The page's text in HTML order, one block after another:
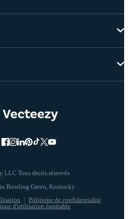
LLC Tous droits réservés
Politique de confidentialité
d'utilisation équitable